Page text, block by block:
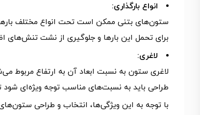
انواع بارگذاری:
ستون‌های بتنی ممکن است تحت انواع مختلف
برای تحمل این بارها و جلوگیری از نشت تنش‌های
لاغری:
لاغری ستون به نسبت ابعاد آن به ارتفاع مربوط
طراحی باید به نسبت‌های مناسب توجه ویژه‌ای شود
با توجه به این ویژگی‌ها، انتخاب و طراحی